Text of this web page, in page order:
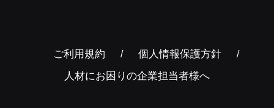
ご利用規約
個人情報保護方針
人材にお困りの企業担当者様へ